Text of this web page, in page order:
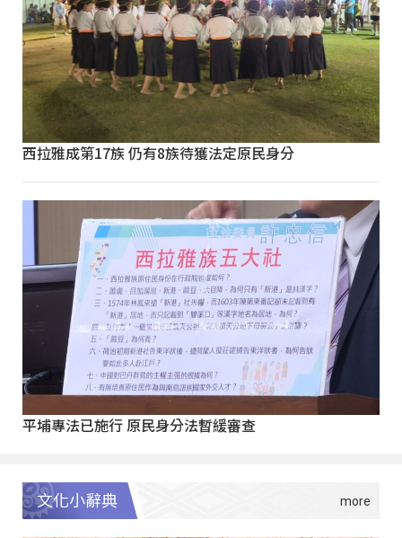
西拉雅成第17族 仍有8族待獲法定原民身分
平埔專法已施行 原民身分法暫緩審查
文化小辭典